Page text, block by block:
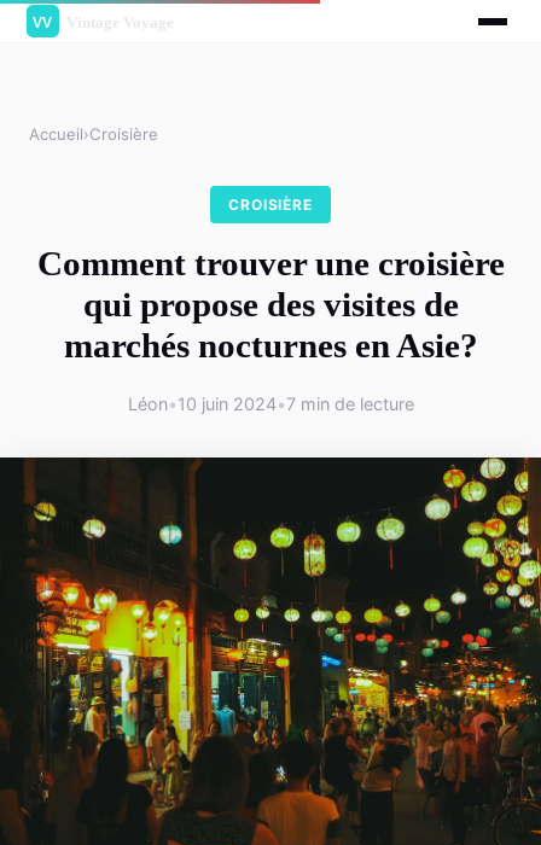
Accueil›Croisière
CROISIÈRE
Comment trouver une croisière
qui propose des visites de
marchés nocturnes en Asie?
Léon•10 juin 2024•7 min de lecture